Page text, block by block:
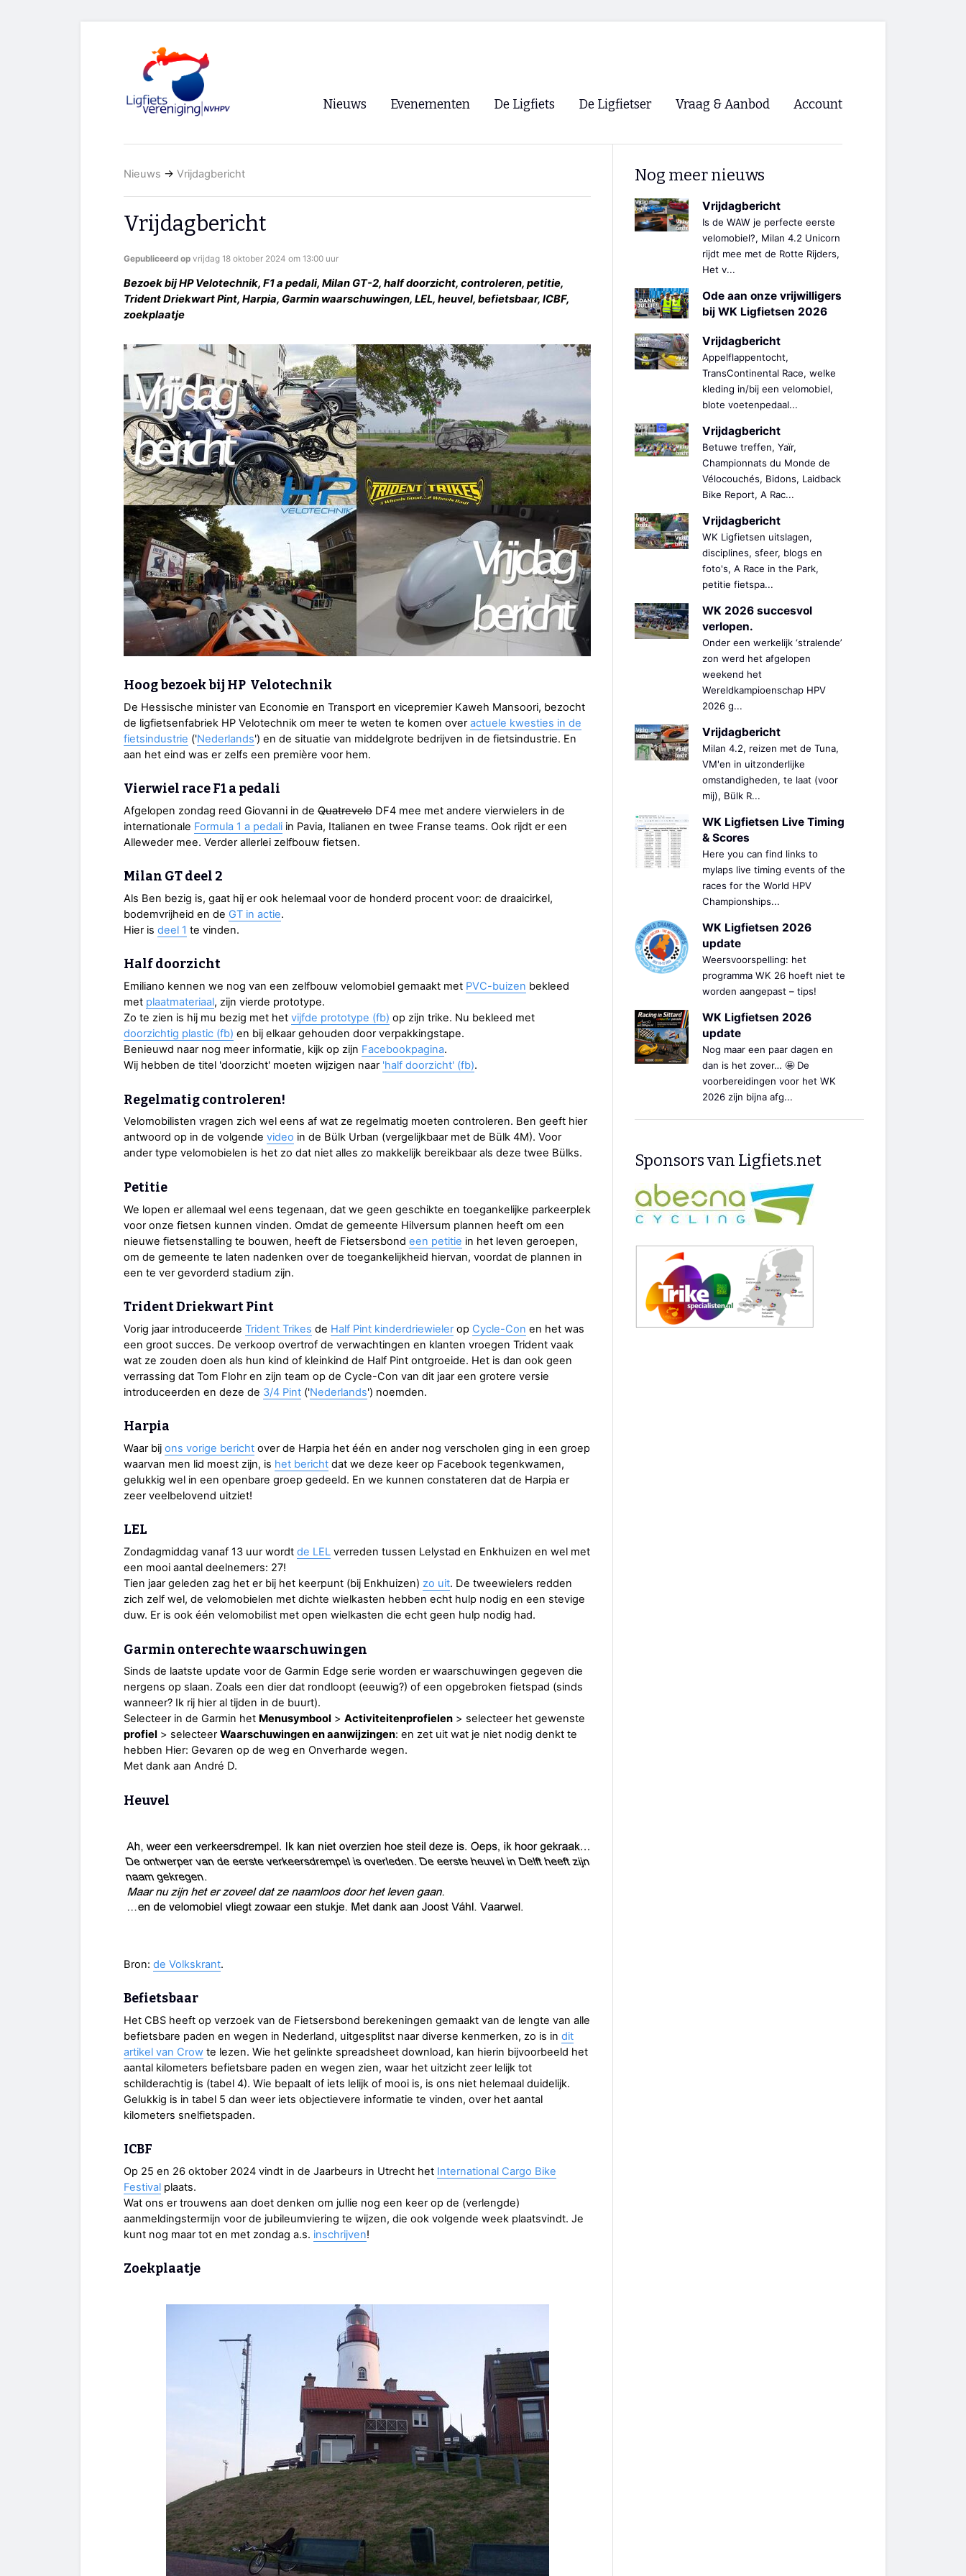
Nieuws Evenementen
WK Ligfietsen 2026
CycleVision
Oliebollentocht
De Ligfiets De Ligfietser
Ligfietsvereninging NVHPV
Lokale Fietsverenigingen
Forum ligfietsers.nl 🡺
Vraag & Aanbod Account
Nieuws → Vrijdagbericht
Vrijdagbericht
Gepubliceerd op vrijdag 18 oktober 2024 om 13:00 uur
Bezoek bij HP Velotechnik, F1 a pedali, Milan GT-2, half doorzicht, controleren, petitie,
Trident Driekwart Pint, Harpia, Garmin waarschuwingen, LEL, heuvel, befietsbaar, ICBF,
zoekplaatje
Hoog bezoek bij HP Velotechnik
De Hessische minister van Economie en Transport en vicepremier Kaweh Mansoori, bezocht
de ligfietsenfabriek HP Velotechnik om meer te weten te komen overactuele kwesties in de
fietsindustrie ('Nederlands') en de situatie van middelgrote bedrijven in de fietsindustrie. En
aan het eind was er zelfs een première voor hem.
Vierwiel race F1 a pedali
Afgelopen zondag reed Giovanni in de Quatrevelo DF4 mee met andere vierwielers in de
internationale Formula 1 a pedali in Pavia, Italianen en twee Franse teams. Ook rijdt er een
Alleweder mee. Verder allerlei zelfbouw fietsen.
Milan GT deel 2
Als Ben bezig is, gaat hij er ook helemaal voor de honderd procent voor: de draaicirkel,
bodemvrijheid en de GT in actie.
Hier is deel 1 te vinden.
Half doorzicht
Emiliano kennen we nog van een zelfbouw velomobiel gemaakt met PVC-buizen bekleed
met plaatmateriaal, zijn vierde prototype.
Zo te zien is hij mu bezig met het vijfde prototype (fb) op zijn trike. Nu bekleed met
doorzichtig plastic (fb) en bij elkaar gehouden door verpakkingstape.
Benieuwd naar nog meer informatie, kijk op zijn Facebookpagina.
Wij hebben de titel 'doorzicht' moeten wijzigen naar 'half doorzicht' (fb).
Regelmatig controleren!
Velomobilisten vragen zich wel eens af wat ze regelmatig moeten controleren. Ben geeft hier
antwoord op in de volgende video in de Bülk Urban (vergelijkbaar met de Bülk 4M). Voor
ander type velomobielen is het zo dat niet alles zo makkelijk bereikbaar als deze twee Bülks.
Petitie
We lopen er allemaal wel eens tegenaan, dat we geen geschikte en toegankelijke parkeerplek
voor onze fietsen kunnen vinden. Omdat de gemeente Hilversum plannen heeft om een
nieuwe fietsenstalling te bouwen, heeft de Fietsersbond een petitie in het leven geroepen,
om de gemeente te laten nadenken over de toegankelijkheid hiervan, voordat de plannen in
een te ver gevorderd stadium zijn.
Trident Driekwart Pint
Vorig jaar introduceerde Trident Trikes de Half Pint kinderdriewieler op Cycle-Con en het was
een groot succes. De verkoop overtrof de verwachtingen en klanten vroegen Trident vaak
wat ze zouden doen als hun kind of kleinkind de Half Pint ontgroeide. Het is dan ook geen
verrassing dat Tom Flohr en zijn team op de Cycle-Con van dit jaar een grotere versie
introduceerden en deze de 3/4 Pint ('Nederlands') noemden.
Harpia
Waar bij ons vorige bericht over de Harpia het één en ander nog verscholen ging in een groep
waarvan men lid moest zijn, is het bericht dat we deze keer op Facebook tegenkwamen,
gelukkig wel in een openbare groep gedeeld. En we kunnen constateren dat de Harpia er
zeer veelbelovend uitziet!
LEL
Zondagmiddag vanaf 13 uur wordt de LEL verreden tussen Lelystad en Enkhuizen en wel met
een mooi aantal deelnemers: 27!
Tien jaar geleden zag het er bij het keerpunt (bij Enkhuizen) zo uit. De tweewielers redden
zich zelf wel, de velomobielen met dichte wielkasten hebben echt hulp nodig en een stevige
duw. Er is ook één velomobilist met open wielkasten die echt geen hulp nodig had.
Garmin onterechte waarschuwingen
Sinds de laatste update voor de Garmin Edge serie worden er waarschuwingen gegeven die
nergens op slaan. Zoals een dier dat rondloopt (eeuwig?) of een opgebroken fietspad (sinds
wanneer? Ik rij hier al tijden in de buurt).
Selecteer in de Garmin het Menusymbool > Activiteitenprofielen > selecteer het gewenste
profiel > selecteerWaarschuwingen en aanwijzingen: en zet uit wat je niet nodig denkt te
hebben Hier: Gevaren op de weg en Onverharde wegen.
Met dank aan André D.
Heuvel
Bron: de Volkskrant.
Befietsbaar
Het CBS heeft op verzoek van de Fietsersbond berekeningen gemaakt van de lengte van alle
befietsbare paden en wegen in Nederland, uitgesplitst naar diverse kenmerken, zo is in dit
artikel van Crow te lezen. Wie het gelinkte spreadsheet download, kan hierin bijvoorbeeld het
aantal kilometers befietsbare paden en wegen zien, waar het uitzicht zeer lelijk tot
schilderachtig is (tabel 4). Wie bepaalt of iets lelijk of mooi is, is ons niet helemaal duidelijk.
Gelukkig is in tabel 5 dan weer iets objectievere informatie te vinden, over het aantal
kilometers snelfietspaden.
ICBF
Op 25 en 26 oktober 2024 vindt in de Jaarbeurs in Utrecht het International Cargo Bike
Festival plaats.
Wat ons er trouwens aan doet denken om jullie nog een keer op de (verlengde)
aanmeldingstermijn voor de jubileumviering te wijzen, die ook volgende week plaatsvindt. Je
kunt nog maar tot en met zondag a.s. inschrijven!
Zoekplaatje
Nog meer nieuws
Vrijdagbericht
Is de WAW je perfecte eerste
velomobiel?, Milan 4.2 Unicorn
rijdt mee met de Rotte Rijders,
Het v...
Ode aan onze vrijwilligers
bij WK Ligfietsen 2026
Vrijdagbericht
Appelflappentocht,
TransContinental Race, welke
kleding in/bij een velomobiel,
blote voetenpedaal...
Vrijdagbericht
Betuwe treffen, Yaïr,
Championnats du Monde de
Vélocouchés, Bidons, Laidback
Bike Report, A Rac...
Vrijdagbericht
WK Ligfietsen uitslagen,
disciplines, sfeer, blogs en
foto's, A Race in the Park,
petitie fietspa...
WK 2026 succesvol
verlopen.
Onder een werkelijk ‘stralende’
zon werd het afgelopen
weekend het
Wereldkampioenschap HPV
2026 g...
Vrijdagbericht
Milan 4.2, reizen met de Tuna,
VM'en in uitzonderlijke
omstandigheden, te laat (voor
mij), Bülk R...
WK Ligfietsen Live Timing
& Scores
Here you can find links to
mylaps live timing events of the
races for the World HPV
Championships...
WK Ligfietsen 2026
update
Weersvoorspelling: het
programma WK 26 hoeft niet te
worden aangepast – tips!
WK Ligfietsen 2026
update
Nog maar een paar dagen en
dan is het zover… 🤩 De
voorbereidingen voor het WK
2026 zijn bijna afg...
Sponsors van Ligfiets.net